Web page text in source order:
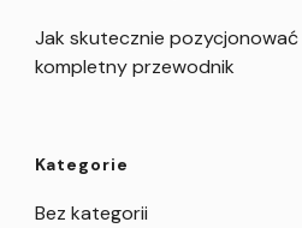
Jak skutecznie
kompletny przewodnik
Kategorie
Bez kategorii